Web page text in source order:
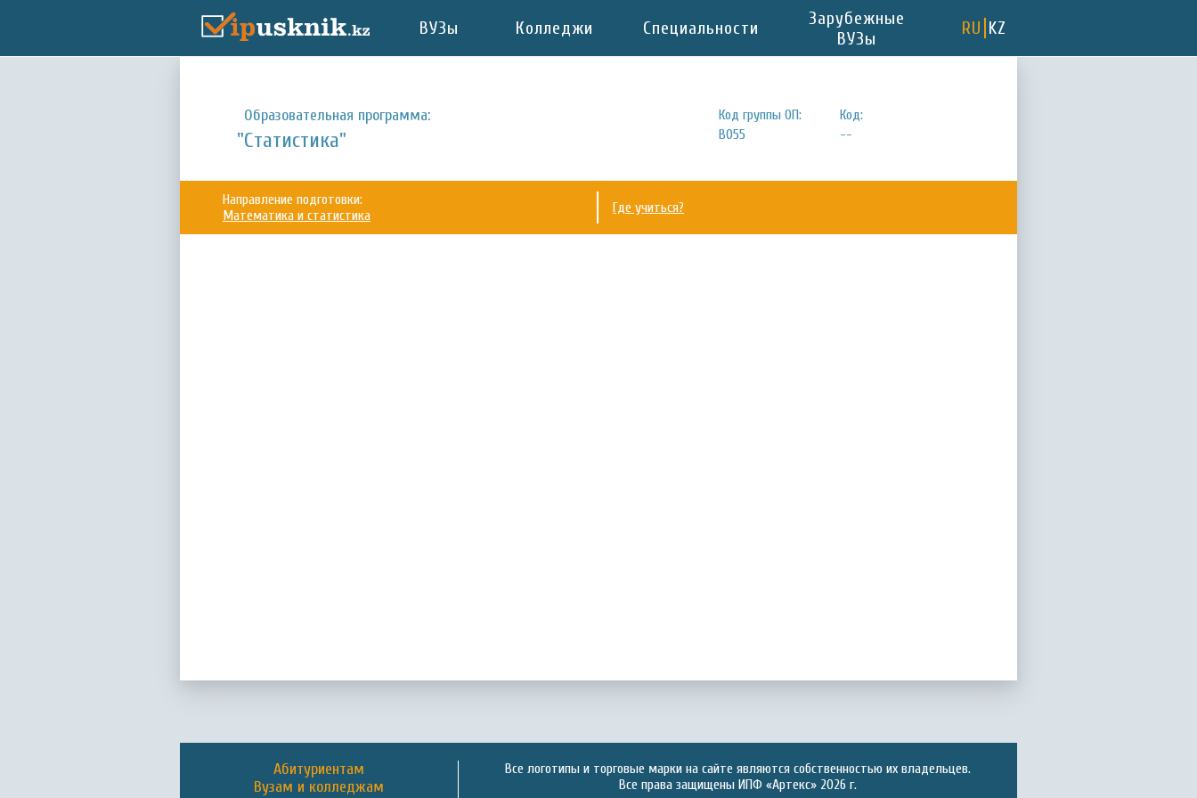
ВУЗы Колледжи Специальности
Зарубежные
ВУЗы
RU KZ
Образовательная программа:
"Статистика"
Код группы ОП:
B055
Код:
--
Направление подготовки:
Математика и статистика
Где учиться?
Абитуриентам
Вузам и колледжам
Все логотипы и торговые марки на сайте являются собственностью их владельцев.
Все права защищены ИПФ «Артекс» 2026 г.